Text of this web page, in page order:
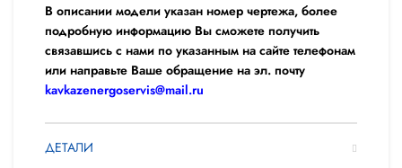
В описании модели указан номер чертежа, более
подробную информацию Вы сможете получить
связавшись с нами по указанным на сайте телефонам
или направьте Ваше обращение на эл. почту
kavkazenergoservis@mail.ru
ДЕТАЛИ